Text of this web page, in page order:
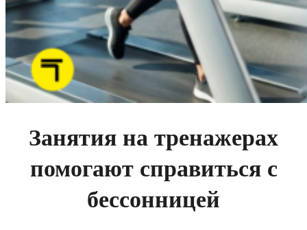
Занятия на тренажерах
помогают справиться с
бессонницей